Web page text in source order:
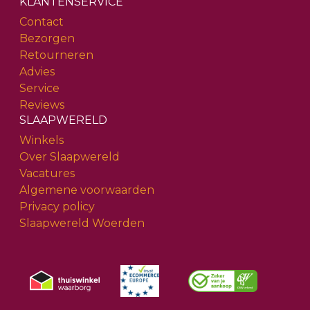
Contact
Bezorgen
Retourneren
Advies
Service
Reviews
SLAAPWERELD
Winkels
Over Slaapwereld
Vacatures
Algemene voorwaarden
Privacy policy
Slaapwereld Woerden